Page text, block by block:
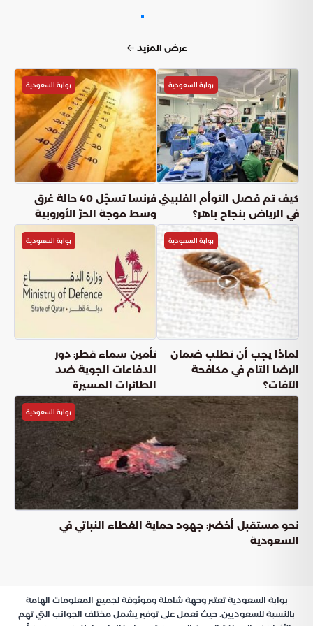
عرض المزيد
بوابة السعودية
كيف تم فصل التوأم الفلبيني
في الرياض بنجاح باهر؟
بوابة السعودية
فرنسا تسجّل 40 حالة غرق
وسط موجة الحرّ الأوروبية
بوابة السعودية
لماذا يجب أن تطلب ضمان
الرضا التام في مكافحة
الآفات؟
بوابة السعودية
تأمين سماء قطر: دور
الدفاعات الجوية ضد
الطائرات المسيرة
بوابة السعودية
نحو مستقبل أخضر: جهود حماية الغطاء النباتي في
السعودية
بوابة السعودية تعتبر وجهة شاملة وموثوقة لجميع المعلومات الهامة
بالنسبة للسعوديين. حيث نعمل على توفير يشمل مختلف الجوانب التي تهم